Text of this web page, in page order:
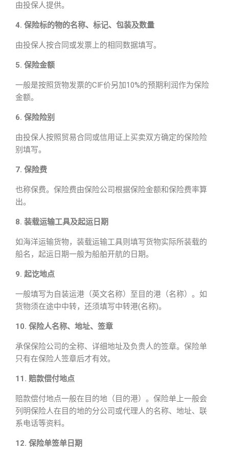
由投保人提供。
4. 保险标的物的名称、标记、包装及数量
由投保人按合同或发票上的相同数据填写。
5. 保险金额
一般是按照货物发票的CIF价另加10%的预期利润作为保险
金额。
6. 保险险别
由投保人按照贸易合同或信用证上买卖双方确定的保险险
别填写。
7. 保险费
也称保费。保险费由保险公司根据保险金额和保险费率算
出。
8. 装载运输工具及起运日期
如海洋运输货物，装载运输工具则填写货物实际所装载的
船名，起运日期一般为船舶开航的日期。
9. 起讫地点
一般填写为自装运港（英文名称）至目的港（名称）。如
货物须在途中中转，还须填写中转港(名称)。
10. 保险人名称、地址、签章
承保保险公司的全称、详细地址及负贵人的签章。保险单
只有在保险人签章后才有效。
11. 赔款偿付地点
赔款偿付地点一般在目的地（目的港）。保险单上一般会
列明保险人在目的地的分公司或代理人的名称、地址、联
系电话等资料。
12. 保险单签单日期